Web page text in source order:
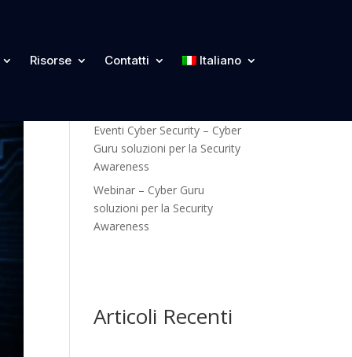
Risorse Contatti Italiano
Categorie
Eventi Cyber Security – Cyber
Guru soluzioni per la Security
Awareness
Webinar – Cyber Guru
soluzioni per la Security
Awareness
Articoli Recenti